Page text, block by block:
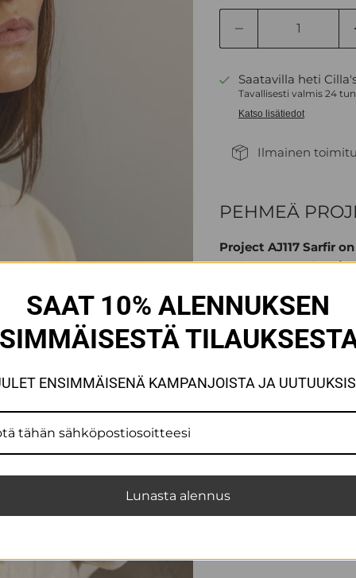
Saatavilla heti
Tavallisesti valmis 24
Katso lisätiedot
Ilmainen
PEHMEÄ
Project AJ117 Sarfir
seoksesta.
rento mitoitus.
struktuuria. Ohut
Materiaali on 70%
SAAT 10% ALENNUKSEN
ENSIMMÄISENÄ KAMPANJOISTA JA
Lunasta alennus